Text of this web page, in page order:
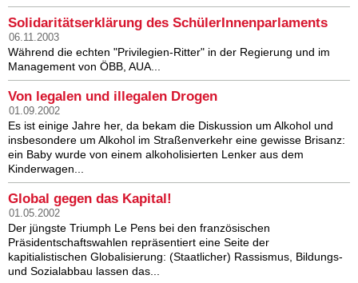
Solidaritätserklärung des SchülerInnenparlaments
06.11.2003
Während die echten "Privilegien-Ritter" in der Regierung und im
Management von ÖBB, AUA...
Von legalen und illegalen Drogen
01.09.2002
Es ist einige Jahre her, da bekam die Diskussion um Alkohol und
insbesondere um Alkohol im Straßenverkehr eine gewisse Brisanz:
ein Baby wurde von einem alkoholisierten Lenker aus dem
Kinderwagen...
Global gegen das Kapital!
01.05.2002
Der jüngste Triumph Le Pens bei den französischen
Präsidentschaftswahlen repräsentiert eine Seite der
kapitialistischen Globalisierung: (Staatlicher) Rassismus, Bildungs-
und Sozialabbau lassen das...